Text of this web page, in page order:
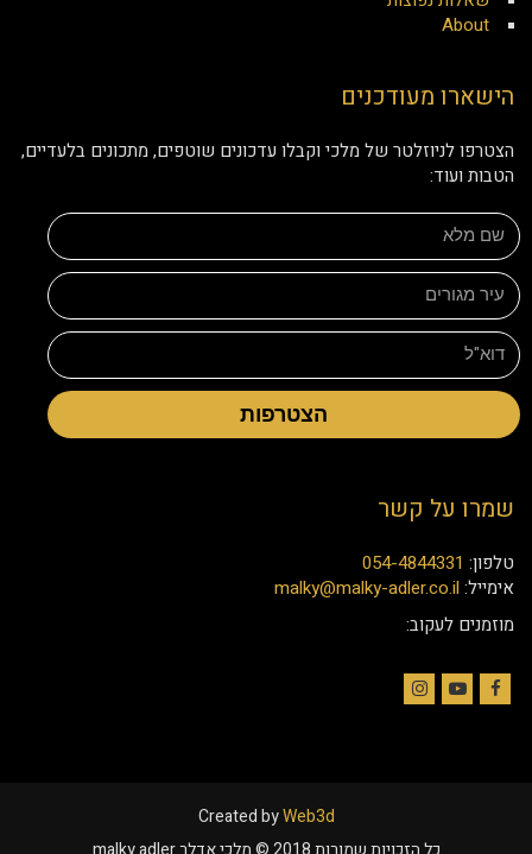
About
הישארו מעודכנים
הצטרפו לניוזלטר של מלכי וקבלו עדכונים שוטפים, מתכונים בלעדיים,
הטבות ועוד:
הצטרפות
שמרו על קשר
טלפון: 054-4844331
אימייל: malky@malky-adler.co.il
מוזמנים לעקוב:
Created byWeb3d